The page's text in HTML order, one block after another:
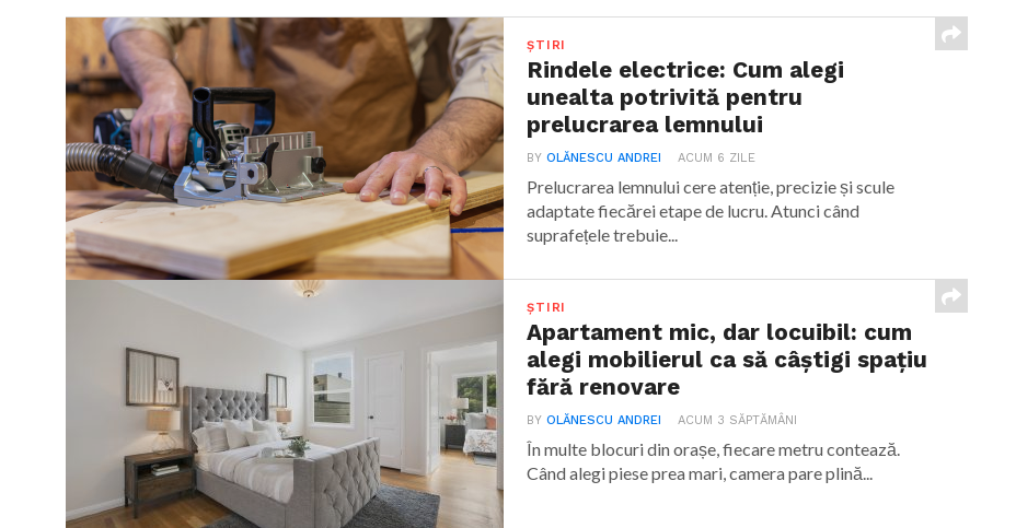
ȘTIRI
Rindele electrice: Cum alegi
unealta potrivită pentru
prelucrarea lemnului
BYOLĂNESCU ANDREI ACUM 6 ZILE
Prelucrarea lemnului cere atenție, precizie și scule
adaptate fiecărei etape de lucru. Atunci când
suprafețele trebuie...
ȘTIRI
Apartament mic, dar locuibil: cum
alegi mobilierul ca să câștigi spațiu
fără renovare
BYOLĂNESCU ANDREI ACUM 3 SĂPTĂMÂNI
În multe blocuri din orașe, fiecare metru contează.
Când alegi piese prea mari, camera pare plină...